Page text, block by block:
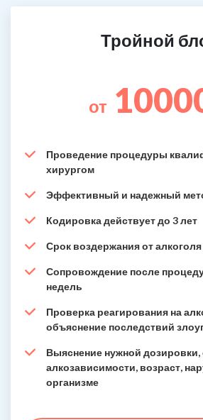
Тройной
от
Проведение процедуры
хирургом
Эффективный и надежный
Кодировка действует до 3 лет
Срок воздержания от
Сопровождение после
недель
Проверка реагирования на
объяснение последствий
Выяснение нужной дозировки,
алкозависимости, возраст,
организме